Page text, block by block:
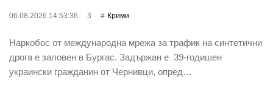
06.08.2026 14:53:36 3 Крими
Наркобос от международна мрежа за трафик на синтетични
дрога е заловен в Бургас. Задържан е 39-годишен
украински гражданин от Чернивци, опред…